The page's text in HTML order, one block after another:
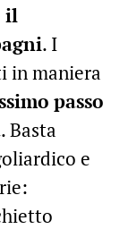
il
. I
in maniera
passo
. Basta
e